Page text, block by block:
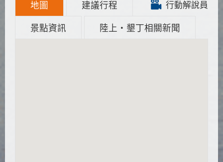
行動解說員
地圖 建議行程
景點資訊 陸上‧墾丁相關新聞